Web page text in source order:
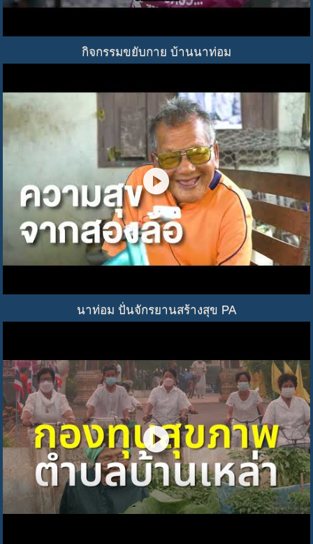
กิจกรรมขยับกาย บ้านนาท่อม
play_circle
นาท่อม ปั่นจักรยานสร้างสุข PA
play_circle